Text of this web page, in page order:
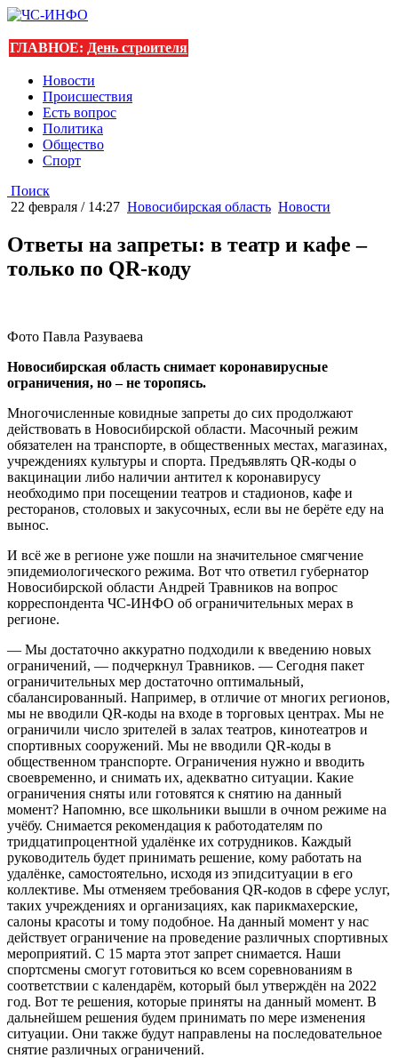
ГЛАВНОЕ: День строителя
Новости
Происшествия
Есть вопрос
Политика
Общество
Спорт
Поиск
22 февраля / 14:27 Новосибирская область Новости
Ответы на запреты: в театр и кафе –
только по QR-коду
Фото Павла Разуваева
Новосибирская область снимает коронавирусные
ограничения, но – не торопясь.
Многочисленные ковидные запреты до сих продолжают
действовать в Новосибирской области. Масочный режим
обязателен на транспорте, в общественных местах, магазинах,
учреждениях культуры и спорта. Предъявлять QR-коды о
вакцинации либо наличии антител к коронавирусу
необходимо при посещении театров и стадионов, кафе и
ресторанов, столовых и закусочных, если вы не берёте еду на
вынос.
И всё же в регионе уже пошли на значительное смягчение
эпидемиологического режима. Вот что ответил губернатор
Новосибирской области Андрей Травников на вопрос
корреспондента ЧС-ИНФО об ограничительных мерах в
регионе.
— Мы достаточно аккуратно подходили к введению новых
ограничений, — подчеркнул Травников. — Сегодня пакет
ограничительных мер достаточно оптимальный,
сбалансированный. Например, в отличие от многих регионов,
мы не вводили QR-коды на входе в торговых центрах. Мы не
ограничили число зрителей в залах театров, кинотеатров и
спортивных сооружений. Мы не вводили QR-коды в
общественном транспорте. Ограничения нужно и вводить
своевременно, и снимать их, адекватно ситуации. Какие
ограничения сняты или готовятся к снятию на данный
момент? Напомню, все школьники вышли в очном режиме на
учёбу. Снимается рекомендация к работодателям по
тридцатипроцентной удалёнке их сотрудников. Каждый
руководитель будет принимать решение, кому работать на
удалёнке, самостоятельно, исходя из эпидситуации в его
коллективе. Мы отменяем требования QR-кодов в сфере услуг,
таких учреждениях и организациях, как парикмахерские,
салоны красоты и тому подобное. На данный момент у нас
действует ограничение на проведение различных спортивных
мероприятий. С 15 марта этот запрет снимается. Наши
спортсмены смогут готовиться ко всем соревнованиям в
соответствии с календарём, который был утверждён на 2022
год. Вот те решения, которые приняты на данный момент. В
дальнейшем решения будем принимать по мере изменения
ситуации. Они также будут направлены на последовательное
снятие различных ограничений.